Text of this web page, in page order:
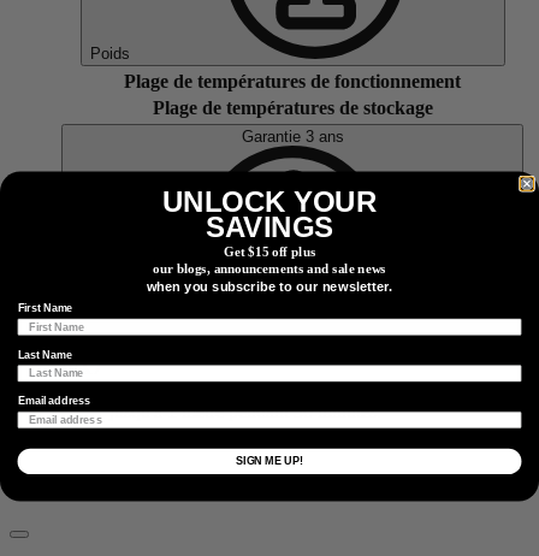
Poids
Plage de températures de fonctionnement
Plage de températures de stockage
Garantie 3 ans
IPX7
Protection contre une exposition accidentelle à l'eau
jusqu'à 1 mètre pendant 30 minutes.
À L'intérieur
UNLOCK YOUR
SAVINGS
Get $15 off plus
our blogs, announcements and sale news
when you subscribe to our newsletter.
First Name
Last Name
Email address
SIGN ME UP!